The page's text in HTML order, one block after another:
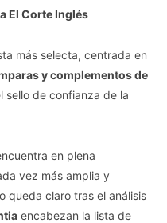
El Corte Inglés
más selecta, centrada en
y complementos de
sello de confianza de la
en plena
vez más amplia y
queda claro tras el análisis
encabezan la lista de